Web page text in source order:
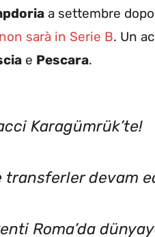
a settembre
sarà in Serie B. Un
e Pescara.
Karagümrük’te!
transferler devam
Roma’da